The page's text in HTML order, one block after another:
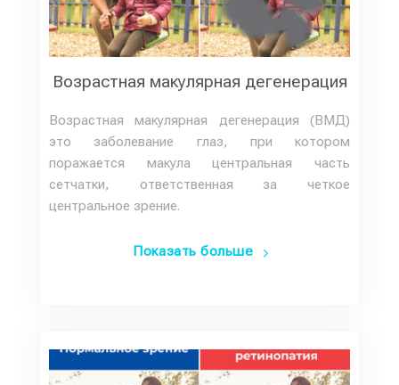
Возрастная макулярная дегенерация
Возрастная макулярная дегенерация (ВМД)
это заболевание глаз, при котором
поражается макула центральная часть
сетчатки, ответственная за четкое
центральное зрение.
Показать больше